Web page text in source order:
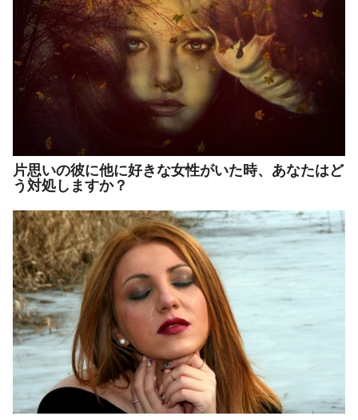
片思いの彼に他に好きな女性がいた時、あなたはど
う対処しますか？